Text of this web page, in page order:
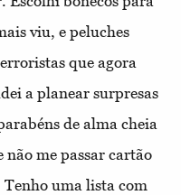
viu, e peluches
que agora
a planear surpresas
de alma cheia
não me passar cartão
uma lista com